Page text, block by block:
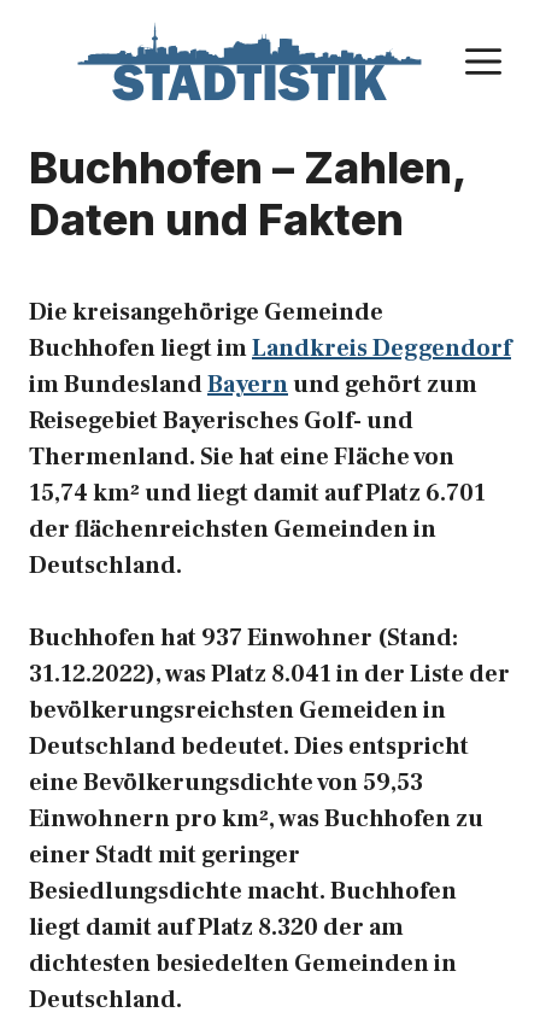
Buchhofen – Zahlen,
Daten und Fakten
Die kreisangehörige Gemeinde
Buchhofen liegt imLandkreis Deggendorf
im BundeslandBayernund gehört zum
Reisegebiet Bayerisches Golf- und
Thermenland. Sie hat eine Fläche von
15,74 km² und liegt damit auf Platz 6.701
der flächenreichsten Gemeinden in
Deutschland.
Buchhofen hat 937 Einwohner (Stand:
31.12.2022), was Platz 8.041 in der Liste der
bevölkerungsreichsten Gemeiden in
Deutschland bedeutet. Dies entspricht
eine Bevölkerungsdichte von 59,53
Einwohnern pro km², was Buchhofen zu
einer Stadt mit geringer
Besiedlungsdichte macht. Buchhofen
liegt damit auf Platz 8.320 der am
dichtesten besiedelten Gemeinden in
Deutschland.